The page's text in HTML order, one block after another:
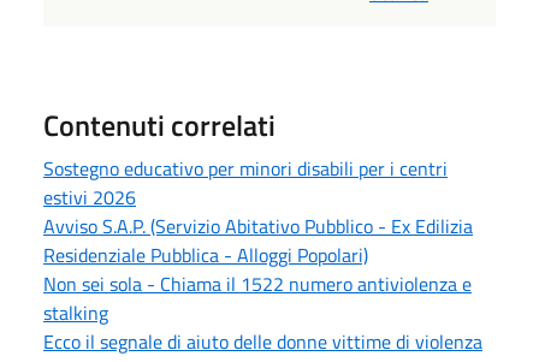
Contenuti correlati
Sostegno educativo per minori disabili per i centri
estivi 2026
Avviso S.A.P. (Servizio Abitativo Pubblico - Ex Edilizia
Residenziale Pubblica - Alloggi Popolari)
Non sei sola - Chiama il 1522 numero antiviolenza e
stalking
Ecco il segnale di aiuto delle donne vittime di violenza